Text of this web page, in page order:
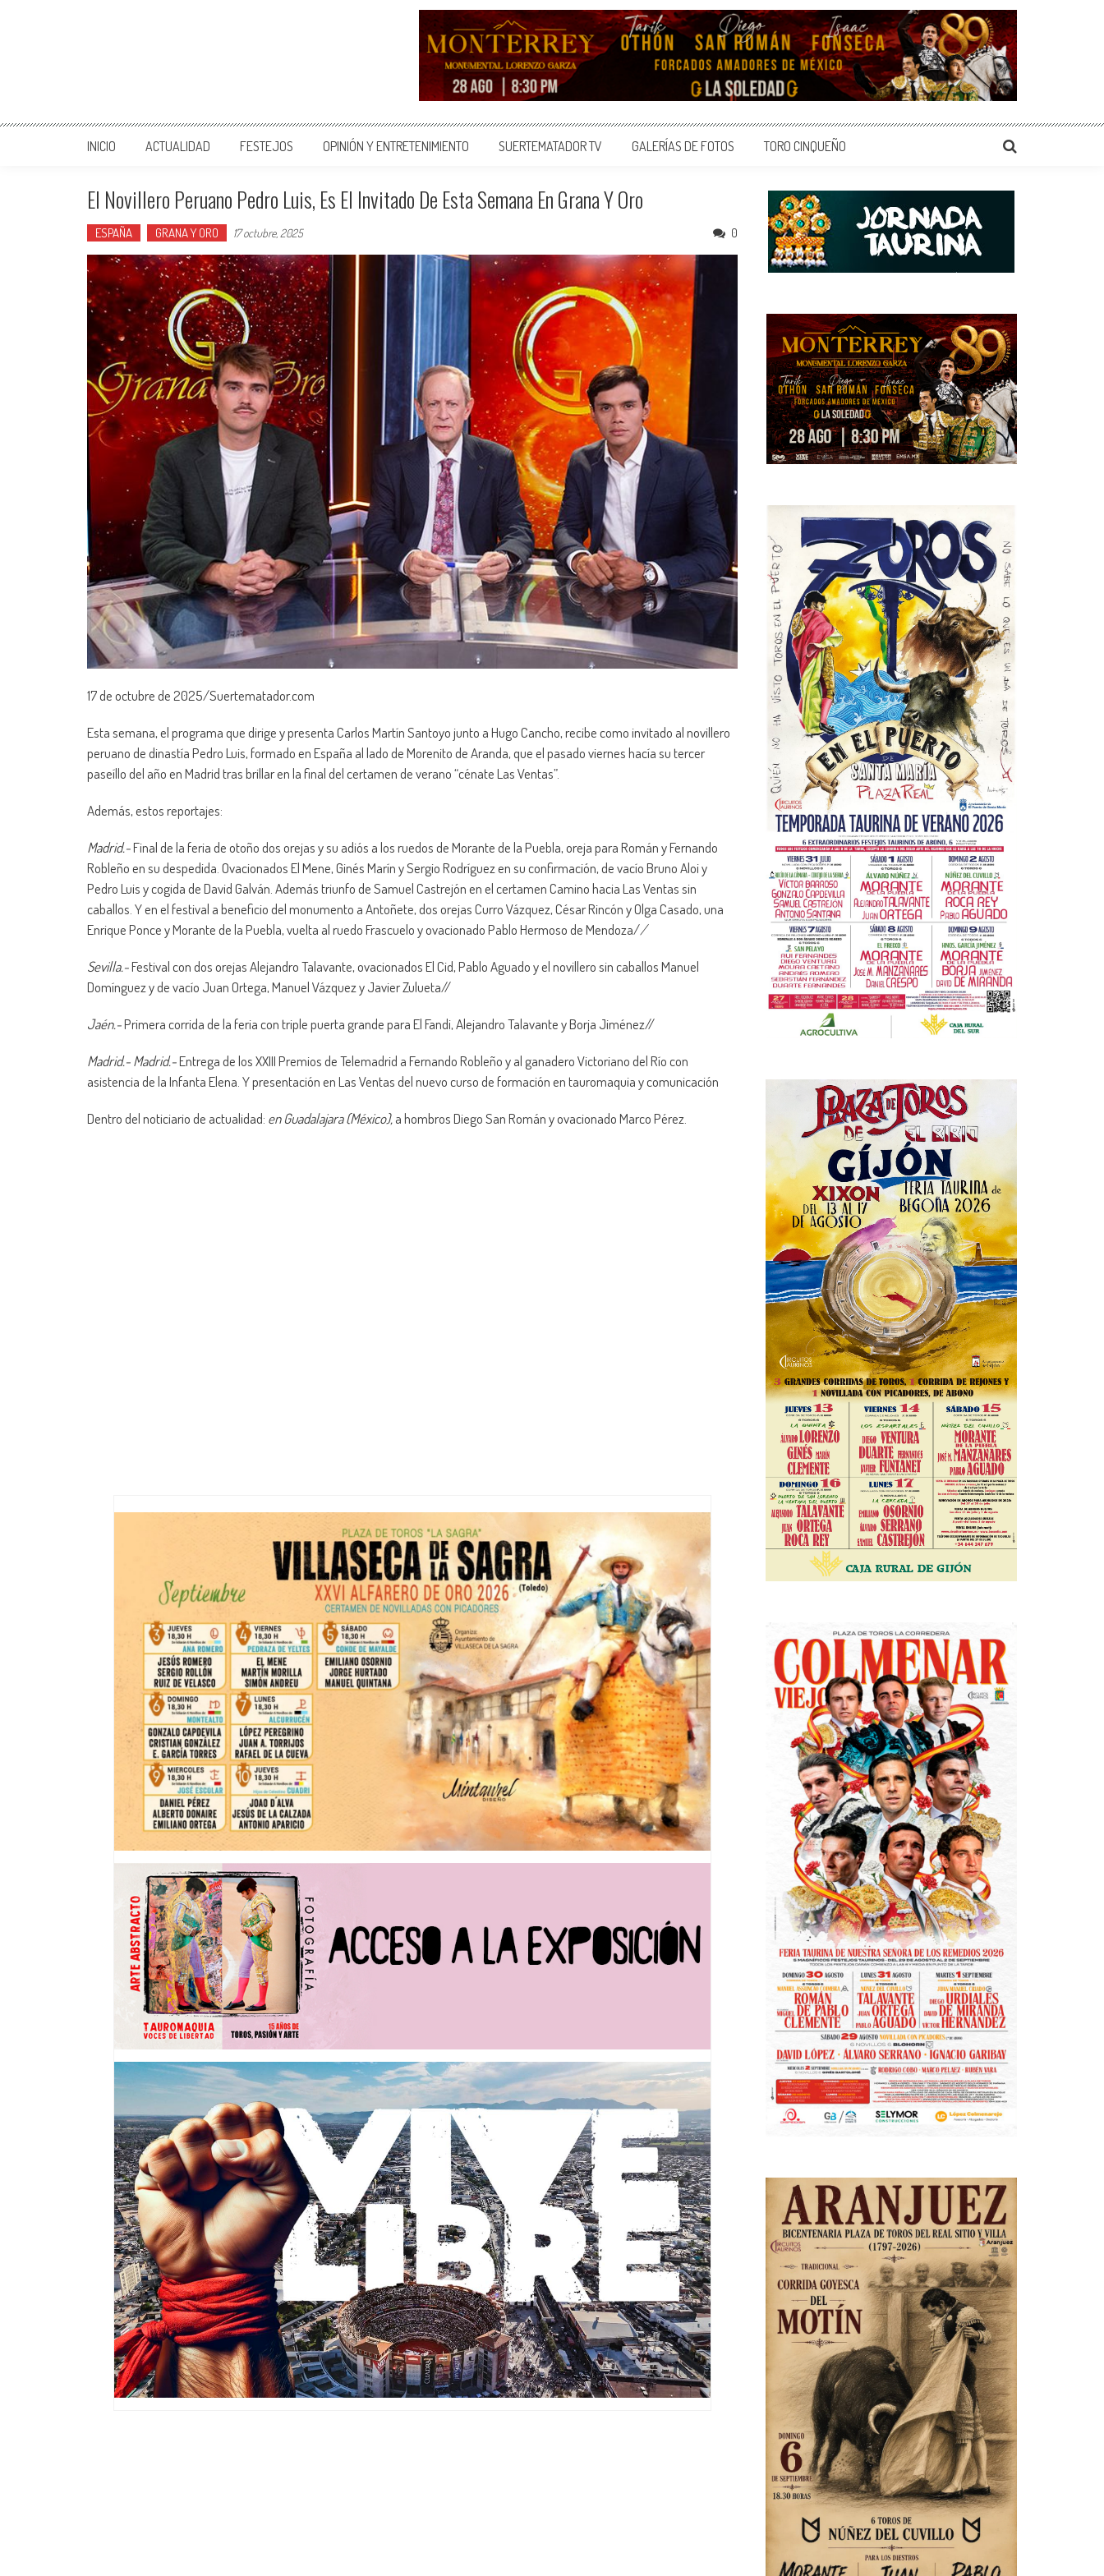
INICIO ACTUALIDAD FESTEJOS OPINIÓN Y ENTRETENIMIENTO SUERTEMATADOR TV GALERÍAS DE FOTOS TORO CINQUEÑO
El Novillero Peruano Pedro Luis, Es El Invitado De Esta Semana En Grana Y Oro
ESPAÑA GRANA Y ORO 17 octubre, 2025 0
17 de octubre de 2025/Suertematador.com
Esta semana, el programa que dirige y presenta Carlos Martín Santoyo junto a Hugo Cancho, recibe como invitado al novillero
peruano de dinastía Pedro Luis, formado en España al lado de Morenito de Aranda, que el pasado viernes hacía su tercer
paseíllo del año en Madrid tras brillar en la final del certamen de verano “cénate Las Ventas”.
Además, estos reportajes:
Madrid.-Final de la feria de otoño dos orejas y su adiós a los ruedos de Morante de la Puebla, oreja para Román y Fernando
Robleño en su despedida. Ovacionados El Mene, Ginés Marín y Sergio Rodríguez en su confirmación, de vacío Bruno Aloi y
Pedro Luis y cogida de David Galván. Además triunfo de Samuel Castrejón en el certamen Camino hacia Las Ventas sin
caballos. Y en el festival a beneficio del monumento a Antoñete, dos orejas Curro Vázquez, César Rincón y Olga Casado, una
Enrique Ponce y Morante de la Puebla, vuelta al ruedo Frascuelo y ovacionado Pablo Hermoso de Mendoza//
Sevilla.-Festival con dos orejas Alejandro Talavante, ovacionados El Cid, Pablo Aguado y el novillero sin caballos Manuel
Domínguez y de vacío Juan Ortega, Manuel Vázquez y Javier Zulueta//
Jaén.-Primera corrida de la feria con triple puerta grande para El Fandi, Alejandro Talavante y Borja Jiménez//
Madrid.- Madrid.-Entrega de los XXIII Premios de Telemadrid a Fernando Robleño y al ganadero Victoriano del Río con
asistencia de la Infanta Elena. Y presentación en Las Ventas del nuevo curso de formación en tauromaquia y comunicación
Dentro del noticiario de actualidad: en Guadalajara (México), a hombros Diego San Román y ovacionado Marco Pérez.